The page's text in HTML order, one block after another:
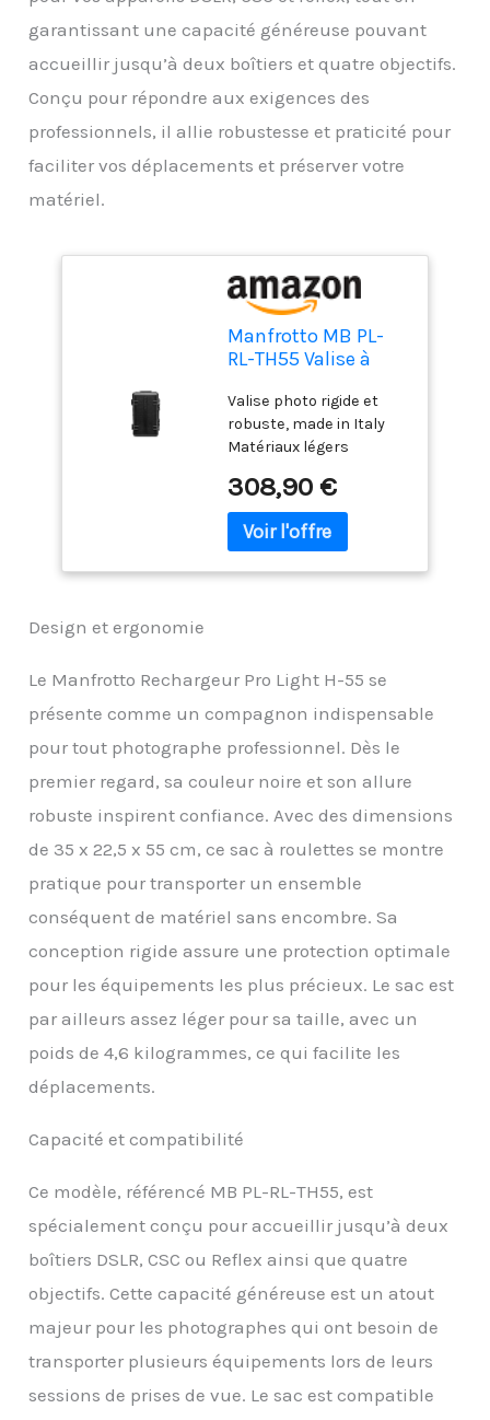
garantissant une capacité généreuse pouvant
accueillir jusqu’à deux boîtiers et quatre objectifs.
Conçu pour répondre aux exigences des
professionnels, il allie robustesse et praticité pour
faciliter vos déplacements et préserver votre
matériel.
Manfrotto MB PL-
RL-TH55 Valise à
Appareil photo Noir
Valise photo rigide et
robuste, made in Italy
Matériaux légers
militaires Fixation pour
trépied Leviers de
verrouillage sécurisés 1 x
308,90 €
Design et ergonomie
Le Manfrotto Rechargeur Pro Light H-55 se
présente comme un compagnon indispensable
pour tout photographe professionnel. Dès le
premier regard, sa couleur noire et son allure
robuste inspirent confiance. Avec des dimensions
de 35 x 22,5 x 55 cm, ce sac à roulettes se montre
pratique pour transporter un ensemble
conséquent de matériel sans encombre. Sa
conception rigide assure une protection optimale
pour les équipements les plus précieux. Le sac est
par ailleurs assez léger pour sa taille, avec un
poids de 4,6 kilogrammes, ce qui facilite les
déplacements.
Capacité et compatibilité
Ce modèle, référencé MB PL-RL-TH55, est
spécialement conçu pour accueillir jusqu’à deux
boîtiers DSLR, CSC ou Reflex ainsi que quatre
objectifs. Cette capacité généreuse est un atout
majeur pour les photographes qui ont besoin de
transporter plusieurs équipements lors de leurs
sessions de prises de vue. Le sac est compatible